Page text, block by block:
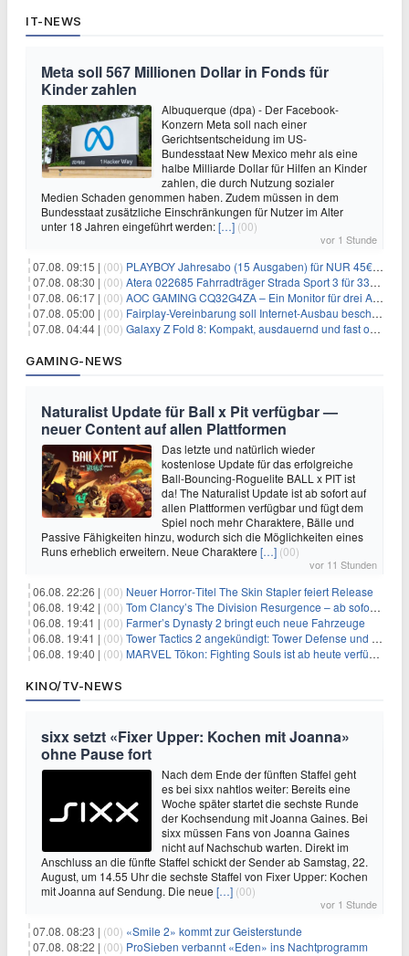
IT-NEWS
Meta soll 567 Millionen Dollar in Fonds für
Kinder zahlen
Albuquerque (dpa) - Der Facebook-
Konzern Meta soll nach einer
Gerichtsentscheidung im US-
Bundesstaat New Mexico mehr als eine
halbe Milliarde Dollar für Hilfen an Kinder
zahlen, die durch Nutzung sozialer
Medien Schaden genommen haben. Zudem müssen in dem
Bundesstaat zusätzliche Einschränkungen für Nutzer im Alter
unter 18 Jahren eingeführt werden:[…] (00)
vor 1 Stunde
07.08. 09:15 | (00) PLAYBOY Jahresabo (15 Ausgaben) für NUR 45€ (statt 198€)
07.08. 08:30 | (00) Atera 022685 Fahrradträger Strada Sport 3 für 337,48€
07.08. 06:17 | (00) AOC GAMING CQ32G4ZA – Ein Monitor für drei Arten von Spielen
07.08. 05:00 | (00) Fairplay-Vereinbarung soll Internet-Ausbau beschleunigen
07.08. 04:44 | (00) Galaxy Z Fold 8: Kompakt, ausdauernd und fast ohne Falte
GAMING-NEWS
Naturalist Update für Ball x Pit verfügbar —
neuer Content auf allen Plattformen
Das letzte und natürlich wieder
kostenlose Update für das erfolgreiche
Ball-Bouncing-Roguelite BALL x PIT ist
da! The Naturalist Update ist ab sofort auf
allen Plattformen verfügbar und fügt dem
Spiel noch mehr Charaktere, Bälle und
Passive Fähigkeiten hinzu, wodurch sich die Möglichkeiten eines
Runs erheblich erweitern. Neue Charaktere […] (00)
vor 11 Stunden
06.08. 22:26 | (00) Neuer Horror‑Titel The Skin Stapler feiert Release
06.08. 19:42 | (00) Tom Clancy’s The Division Resurgence – ab sofort für euch verfügbar
06.08. 19:41 | (00) Farmer’s Dynasty 2 bringt euch neue Fahrzeuge
06.08. 19:41 | (00) Tower Tactics 2 angekündigt: Tower Defense und Deckbuilding Kombo kehrt zurück
06.08. 19:40 | (00) MARVEL Tōkon: Fighting Souls ist ab heute verfügbar
KINO/TV-NEWS
sixx setzt «Fixer Upper: Kochen mit Joanna»
ohne Pause fort
Nach dem Ende der fünften Staffel geht
es bei sixx nahtlos weiter: Bereits eine
Woche später startet die sechste Runde
der Kochsendung mit Joanna Gaines. Bei
sixx müssen Fans von Joanna Gaines
nicht auf Nachschub warten. Direkt im
Anschluss an die fünfte Staffel schickt der Sender ab Samstag, 22.
August, um 14.55 Uhr die sechste Staffel von Fixer Upper: Kochen
mit Joanna auf Sendung. Die neue […] (00)
vor 1 Stunde
07.08. 08:23 | (00) «Smile 2» kommt zur Geisterstunde
07.08. 08:22 | (00) ProSieben verbannt «Eden» ins Nachtprogramm